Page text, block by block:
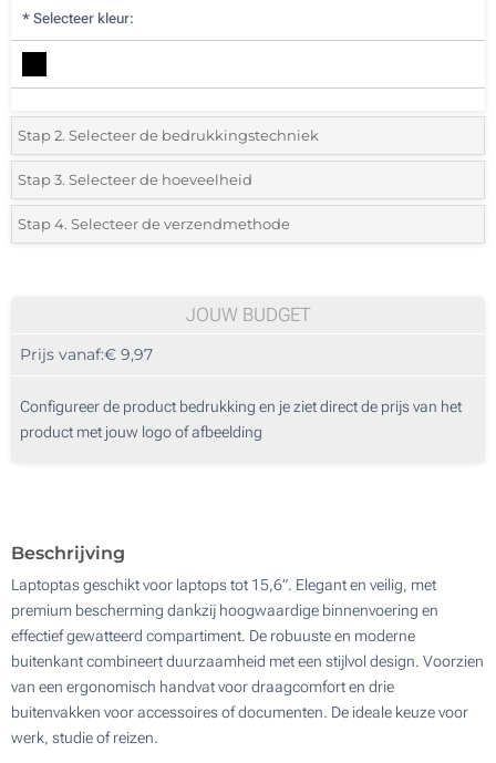
* Selecteer kleur:
Stap 2. Selecteer de bedrukkingstechniek
*Selecteer de bedrukking en kleuren van het logo:
1 Kleur (Aan een kant)
3 Kleuren (Aan een kant)
Full colour (Aan een kant)
Stap 3. Selecteer de hoeveelheid
*Selecteer uit de lijst of voeg het gewenste aantal in
10
50
Stap 4. Selecteer de verzendmethode
JOUW BUDGET
Prijs vanaf:€ 9,97
Configureer de product bedrukking en je ziet direct de prijs van het
product met jouw logo of afbeelding
Beschrijving
Laptoptas geschikt voor laptops tot 15,6”. Elegant en veilig, met
premium bescherming dankzij hoogwaardige binnenvoering en
effectief gewatteerd compartiment. De robuuste en moderne
buitenkant combineert duurzaamheid met een stijlvol design. Voorzien
van een ergonomisch handvat voor draagcomfort en drie
buitenvakken voor accessoires of documenten. De ideale keuze voor
werk, studie of reizen.